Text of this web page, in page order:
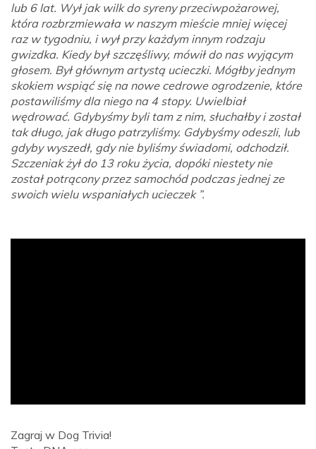
lub 6 lat. Wył jak wilk do syreny przeciwpożarowej,
która rozbrzmiewała w naszym mieście mniej więcej
raz w tygodniu, i wył przy każdym innym rodzaju
gwizdka. Kiedy był szczęśliwy, mówił do nas wyjącym
głosem. Był głównym artystą ucieczki. Mógłby jednym
skokiem wspiąć się na nowe cedrowe ogrodzenie, które
postawiliśmy dla niego na 4 stopy. Uwielbiał
wędrować. Gdybyśmy byli tam z nim, słuchałby i został
tak długo, jak długo patrzyliśmy. Gdybyśmy odeszli, lub
gdyby wyszedł, gdy nie byliśmy świadomi, odchodził.
Szczeniak żył do 13 roku życia, dopóki niestety nie
został potrącony przez samochód podczas jednej ze
swoich wielu wspaniałych ucieczek ”.
Zagraj w Dog Trivia!